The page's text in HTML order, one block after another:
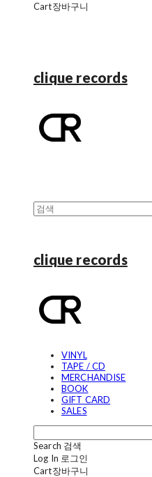
Cart장바구니
clique records
clique records
VINYL
TAPE / CD
MERCHANDISE
BOOK
GIFT CARD
SALES
Search 검색
Log In 로그인
Cart장바구니